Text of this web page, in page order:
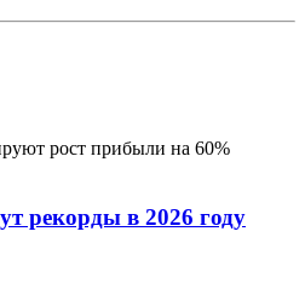
рост прибыли на 60%
рекорды в 2026 году